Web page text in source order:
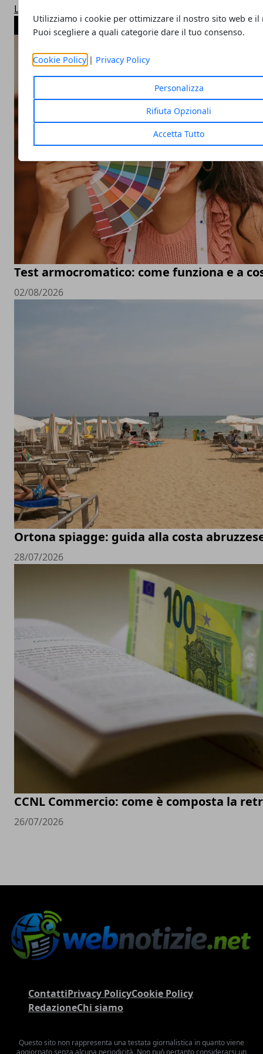
Utilizziamo i cookie per ottimizzare il nostro sito web e il
Puoi scegliere a quali categorie dare il tuo consenso.
Cookie Policy| Privacy Policy
Personalizza
Rifiuta Opzionali
Accetta Tutto
Lotterie ed Estrazioni
ARTICOLI POPOLARI
Test armocromatico: come funziona e a
02/08/2026
Ortona spiagge: guida alla costa
28/07/2026
CCNL Commercio: come è composta la
26/07/2026
ContattiPrivacy PolicyCookie Policy
RedazioneChi siamo
Questo sito non rappresenta una testata giornalistica in quanto viene